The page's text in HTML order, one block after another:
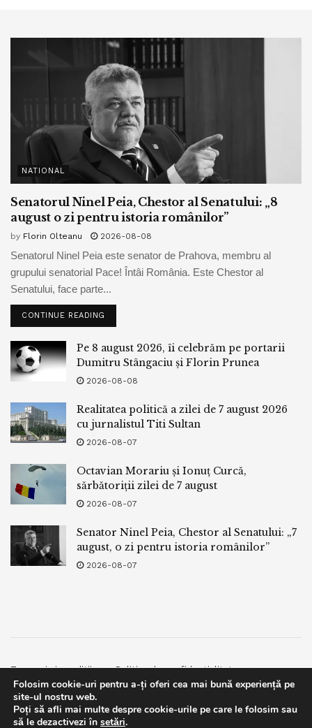
NATIONAL
Senatorul Ninel Peia, Chestor al Senatului: „8
august o zi pentru istoria românilor”
by Florin Olteanu 2026-08-08
Senatorul Ninel Peia este senator de Prahova, membru al
grupului senatorial Pace! Întâi România. Este Chestor al
Senatului, face parte...
CONTINUE READING
Pe 8 august 2026, îi celebrăm pe portarii
Dumitru Stângaciu și Florin Prunea
2026-08-08
Realitatea politică a zilei de 7 august 2026
cu jurnalistul Titi Sultan
2026-08-07
Octavian Morariu și Ionuț Curcă,
sărbătoriții zilei de 7 august
2026-08-07
Senator Ninel Peia, Chestor al Senatului: „7
august, o zi pentru istoria românilor”
2026-08-07
Termeni si conditii
Politica de confidentialitate
Facebook
Contact
© 2019bpnews- Business & Politics Newsbpnews.
Folosim cookie-uri pentru a-ți oferi cea mai bună experiență pe
site-ul nostru web.
Poți să afli mai multe despre cookie-urile pe care le folosim sau
să le dezactivezi în setări.
This website uses GDPR cookies. By continuing to use this